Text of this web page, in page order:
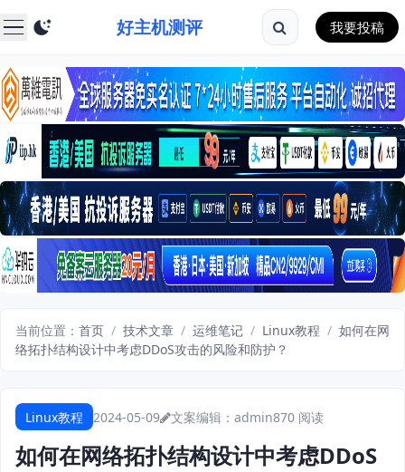
好主机测评 我要投稿
当前位置： 首页 / 技术文章 / 运维笔记 / Linux教程 / 如何在网
络拓扑结构设计中考虑DDoS攻击的风险和防护？
Linux教程 2024-05-09 文案编辑：admin870 阅读
如何在网络拓扑结构设计中考虑DDoS